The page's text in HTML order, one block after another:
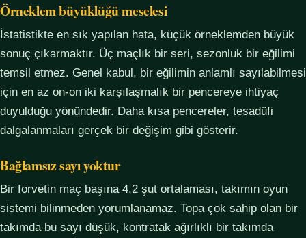
Örneklem büyüklüğü meselesi
İstatistikte en sık yapılan hata, küçük örneklemden büyük
sonuç çıkarmaktır. Üç maçlık bir seri, sezonluk bir eğilimi
temsil etmez. Genel kabul, bir eğilimin anlamlı sayılabilmesi
için en az on-on iki karşılaşmalık bir pencereye ihtiyaç
duyulduğu yönündedir. Daha kısa pencereler, tesadüfi
dalgalanmaları gerçek bir değişim gibi gösterir.
Bağlamsız sayı yoktur
Bir forvetin maç başına 4,2 şut ortalaması, takımın oyun
sistemi bilinmeden yorumlanamaz. Topa çok sahip olan bir
takımda bu sayı düşük, kontratak ağırlıklı bir takımda